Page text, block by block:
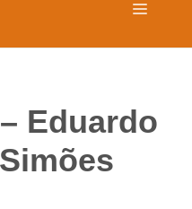
Menu
Eduardo